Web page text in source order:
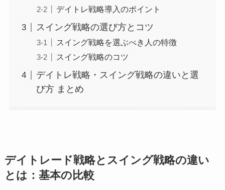
デイトレ戦略導入のポイント
スイング戦略の選び方とコツ
スイング戦略を選ぶべき人の特徴
スイング戦略のコツ
デイトレ戦略・スイング戦略の違いと選
び方 まとめ
デイトレード戦略とスイング戦略の違い
とは：基本の比較